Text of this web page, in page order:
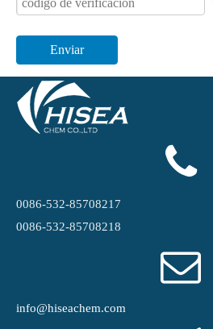
Enviar
0086-532-85708217
0086-532-85708218
info@hiseachem.com